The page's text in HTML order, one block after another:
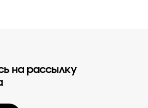
на рассылку